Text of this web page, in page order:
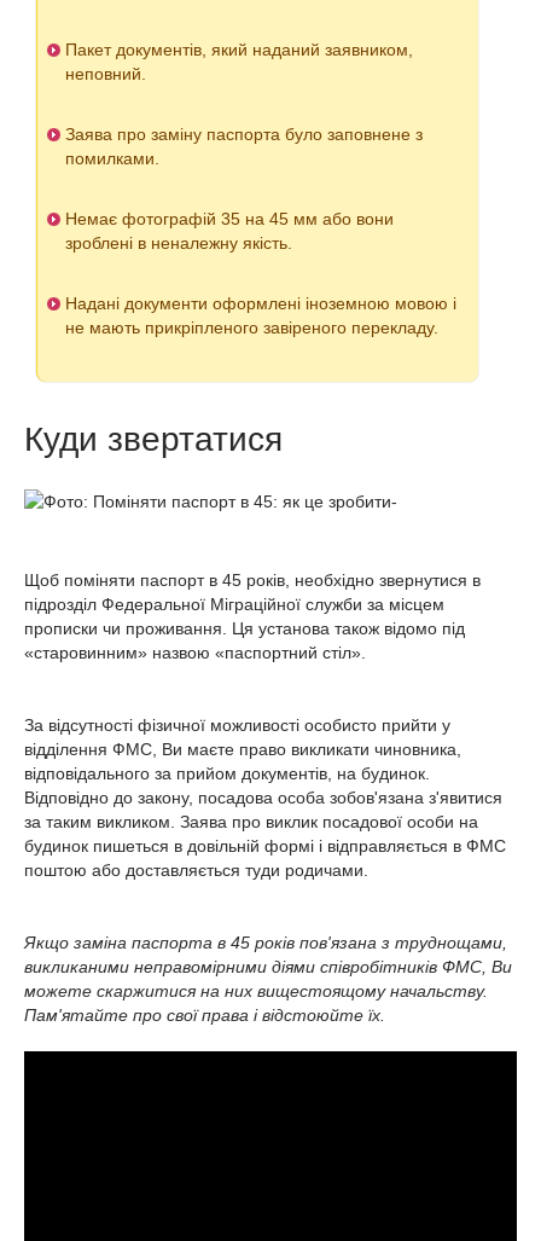
Пакет документів, який наданий заявником,
неповний.
Заява про заміну паспорта було заповнене з
помилками.
Немає фотографій 35 на 45 мм або вони
зроблені в неналежну якість.
Надані документи оформлені іноземною мовою і
не мають прикріпленого завіреного перекладу.
Куди звертатися
Щоб поміняти паспорт в 45 років, необхідно звернутися в
підрозділ Федеральної Міграційної служби за місцем
прописки чи проживання. Ця установа також відомо під
«старовинним» назвою «паспортний стіл».
За відсутності фізичної можливості особисто прийти у
відділення ФМС, Ви маєте право викликати чиновника,
відповідального за прийом документів, на будинок.
Відповідно до закону, посадова особа зобов'язана з'явитися
за таким викликом. Заява про виклик посадової особи на
будинок пишеться в довільній формі і відправляється в ФМС
поштою або доставляється туди родичами.
Якщо заміна паспорта в 45 років пов'язана з труднощами,
викликаними неправомірними діями співробітників ФМС, Ви
можете скаржитися на них вищестоящому начальству.
Пам'ятайте про свої права і відстоюйте їх.